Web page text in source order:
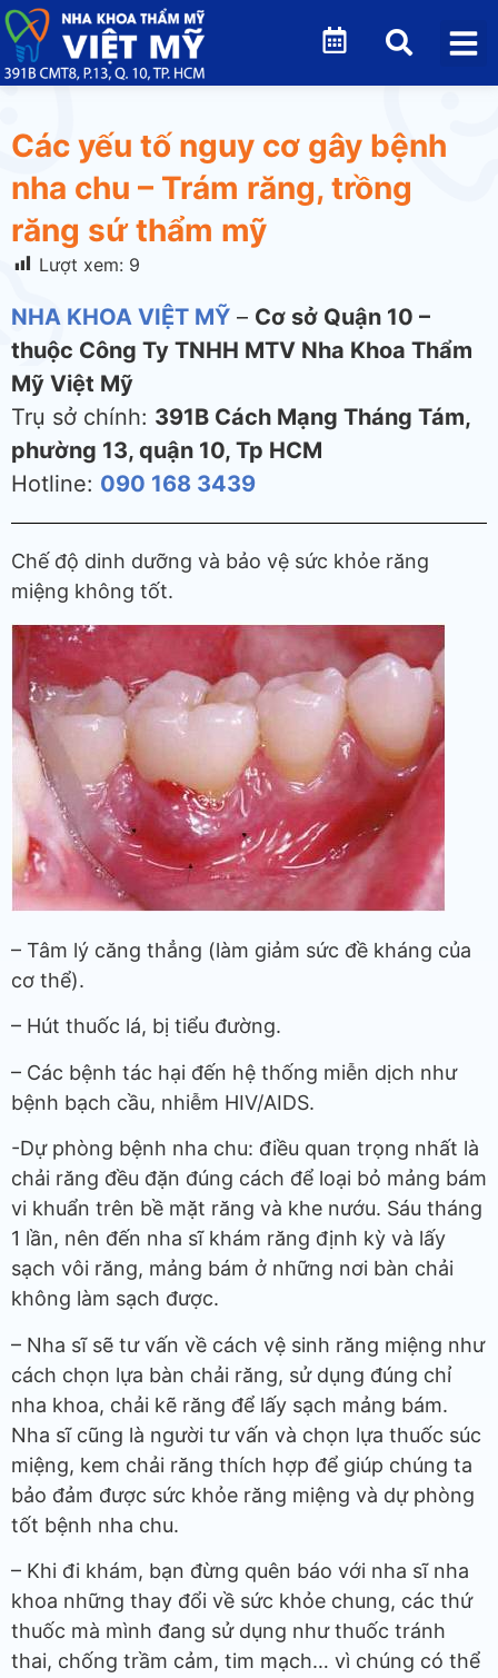
Các yếu tố nguy cơ gây bệnh
nha chu – Trám răng, trồng
răng sứ thẩm mỹ
Lượt xem: 9
NHA KHOA VIỆT MỸ – Cơ sở Quận 10 –
thuộc Công Ty TNHH MTV Nha Khoa Thẩm
Mỹ Việt Mỹ
Trụ sở chính: 391B Cách Mạng Tháng Tám,
phường 13, quận 10, Tp HCM
Hotline: 090 168 3439
Chế độ dinh dưỡng và bảo vệ sức khỏe răng
miệng không tốt.
– Tâm lý căng thẳng (làm giảm sức đề kháng của
cơ thể).
– Hút thuốc lá, bị tiểu đường.
– Các bệnh tác hại đến hệ thống miễn dịch như
bệnh bạch cầu, nhiễm HIV/AIDS.
-Dự phòng bệnh nha chu: điều quan trọng nhất là
chải răng đều đặn đúng cách để loại bỏ mảng bám
vi khuẩn trên bề mặt răng và khe nướu. Sáu tháng
1 lần, nên đến nha sĩ khám răng định kỳ và lấy
sạch vôi răng, mảng bám ở những nơi bàn chải
không làm sạch được.
– Nha sĩ sẽ tư vấn về cách vệ sinh răng miệng như
cách chọn lựa bàn chải răng, sử dụng đúng chỉ
nha khoa, chải kẽ răng để lấy sạch mảng bám.
Nha sĩ cũng là người tư vấn và chọn lựa thuốc súc
miệng, kem chải răng thích hợp để giúp chúng ta
bảo đảm được sức khỏe răng miệng và dự phòng
tốt bệnh nha chu.
– Khi đi khám, bạn đừng quên báo với nha sĩ nha
khoa những thay đổi về sức khỏe chung, các thứ
thuốc mà mình đang sử dụng như thuốc tránh
thai, chống trầm cảm, tim mạch… vì chúng có thể